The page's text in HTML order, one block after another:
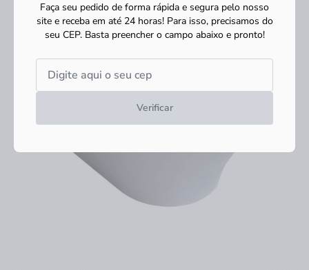
Faça seu pedido de forma rápida e segura pelo nosso
site e receba em até 24 horas! Para isso, precisamos do
seu CEP. Basta preencher o campo abaixo e pronto!
Verificar